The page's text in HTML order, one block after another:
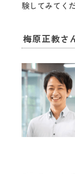
験してみてく
梅原正教さ